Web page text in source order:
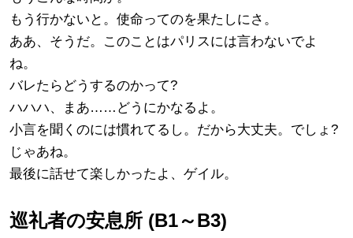
もう行かないと。使命ってのを果たしにさ。
ああ、そうだ。このことはパリスには言わないでよ
ね。
バレたらどうするのかって?
ハハハ、まあ……どうにかなるよ。
小言を聞くのには慣れてるし。だから大丈夫。でしょ?
じゃあね。
最後に話せて楽しかったよ、ゲイル。
巡礼者の安息所 (B1～B3)